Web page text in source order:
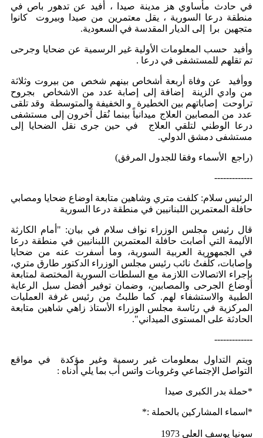
في حادث مأساوي هز مدينة صيدا ، أفيد عن تدهور باص في
منطقة درعا السورية ، يقل معتمرين من صيدا وبيروت كانوا
متجهين برا إلى الديار المقدسة في السعودية.
وأفيد حسب المعلومات الأولية غير الرسمية عن ضحايا وجرحى
تم تقلهم للمستشفى في درعا .
ووأفيد عن وفاة أربعة أشخاص بينهم شخص من بيروت وثلاثة
من وادي الزينة إضافة إلى إصابة عدد من الاشخاص بجروح
تراوحت إصاباتهم بين الخطيرة و الخفيفة والمتوسطة وقد تلقى
عدد من المصابين العلاج ميدانياً بينما نُقل آخرون إلى مستشفى
درعا الوطني لتلقي العلاج في حين جرى نقل الضحايا إلى
مستشفى دمشق الدولي.
(راجع الأسماء وفقا للجدول المرفق)
-------------
الرئيس سلام: كلفت متري وشاهين متابعة اوضاع ضحايا ومصابي
حافلة المعتمرين اللبنانيين في منطقة درعا السورية
قال رئيس مجلس الوزراء نواف سلام في بيان: "أمام الكارثة
الأليمة التي أصابت حافلة المعتمرين اللبنانيين في منطقة درعا
في الجمهورية العربية السورية، وما أسفرت عنه من ضحايا
وإصابات، كلّفتُ نائب رئيس مجلس الوزراء الدكتور طارق متري،
بإجراء الاتصالات اللازمة مع السلطات السورية المختصة لمتابعة
أوضاع الجرحى والمصابين، وضمان توفير أفضل سبل الرعاية
الطبية والاستشفاء لهم. كما طلبتُ من رئيس غرفة العمليات
المركزية في رئاسة مجلس الوزراء الأستاذ زاهي شاهين متابعة
الحادثة على المستوى الميداني".
-------------
ويتم التداول بمعلومات غير رسمية وغير مؤكدة في مواقع
التواصل الإجتماعي وغروبات واتس أب بما يلي أدناه :
*حملة بدر الكبرى صيدا
*اسماء المشاركين بالحملة :*
سونيا يوسف العلي 1973